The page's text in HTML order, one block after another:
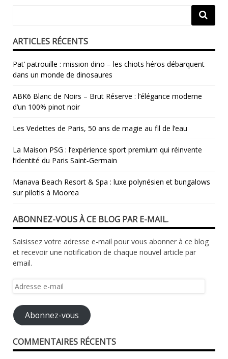
ARTICLES RÉCENTS
Pat’ patrouille : mission dino – les chiots héros débarquent
dans un monde de dinosaures
ABK6 Blanc de Noirs – Brut Réserve : l’élégance moderne
d’un 100% pinot noir
Les Vedettes de Paris, 50 ans de magie au fil de l’eau
La Maison PSG : l’expérience sport premium qui réinvente
l’identité du Paris Saint‑Germain
Manava Beach Resort & Spa : luxe polynésien et bungalows
sur pilotis à Moorea
ABONNEZ-VOUS À CE BLOG PAR E-MAIL.
Saisissez votre adresse e-mail pour vous abonner à ce blog
et recevoir une notification de chaque nouvel article par
email.
Adresse
mail
Abonnez-vous
COMMENTAIRES RÉCENTS